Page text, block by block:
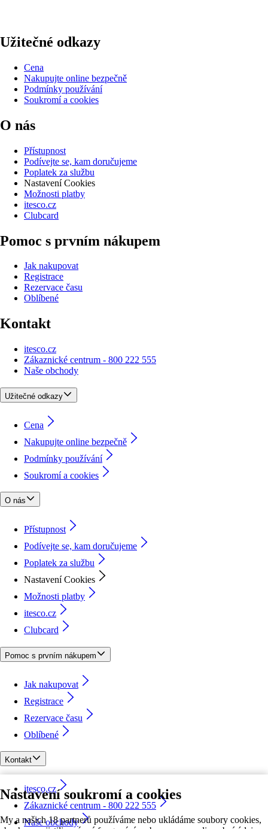
Nastavení soukromí a cookies
My a našich 18 partnerů používáme nebo ukládáme soubory cookies,
Užitečné odkazy
Cena
Nakupujte online bezpečně
Podmínky používání
Soukromí a cookies
O nás
Přístupnost
Podívejte se, kam doručujeme
Poplatek za službu
Nastavení Cookies
Možnosti platby
itesco.cz
Clubcard
Pomoc s prvním nákupem
Jak nakupovat
Registrace
Rezervace času
Oblíbené
Kontakt
itesco.cz
Zákaznické centrum - 800 222 555
Naše obchody
Užitečné odkazy
Cena
Nakupujte online bezpečně
Podmínky používání
Soukromí a cookies
O nás
Přístupnost
Podívejte se, kam doručujeme
Poplatek za službu
Nastavení Cookies
Možnosti platby
itesco.cz
Clubcard
Pomoc s prvním nákupem
Jak nakupovat
Registrace
Rezervace času
Oblíbené
Kontakt
itesco.cz
Zákaznické centrum - 800 222 555
Naše obchody